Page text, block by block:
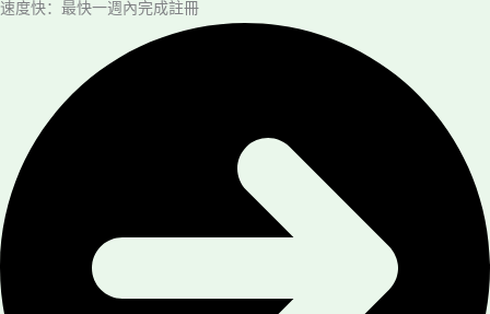
速度快：最快一週內完成註冊